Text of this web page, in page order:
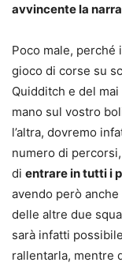
avvincente la
Poco male, perché
gioco di corse su
Quidditch e del
mano sul vostro
l’altra, dovremo
numero di
di entrare in tutti i
avendo però
delle altre due
sarà infatti
rallentarla, mentre